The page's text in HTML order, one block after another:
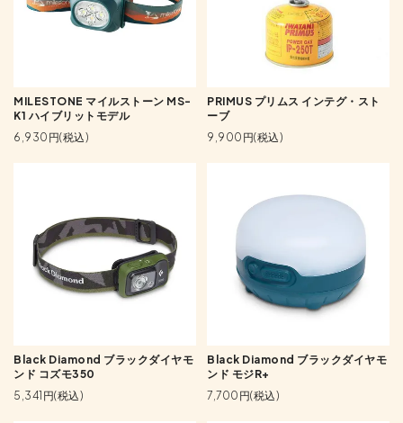
MILESTONE マイルストーン MS-
K1 ハイブリットモデル
6,930円(税込)
PRIMUS プリムス インテグ・スト
ーブ
9,900円(税込)
Black Diamond ブラックダイヤモ
ンド コズモ350
5,341円(税込)
Black Diamond ブラックダイヤモ
ンド モジR+
7,700円(税込)